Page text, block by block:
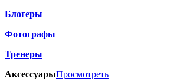
Блогеры
Фотографы
Тренеры
АксессуарыПросмотреть